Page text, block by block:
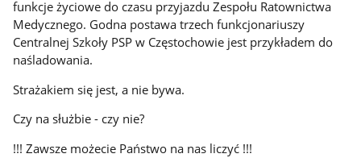
funkcje życiowe do czasu przyjazdu Zespołu Ratownictwa
Medycznego. Godna postawa trzech funkcjonariuszy
Centralnej Szkoły PSP w Częstochowie jest przykładem do
naśladowania.
Strażakiem się jest, a nie bywa.
Czy na służbie - czy nie?
!!! Zawsze możecie Państwo na nas liczyć !!!